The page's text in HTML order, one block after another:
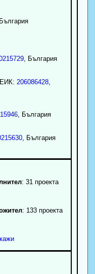
, България
ЕИК: 206086428,
, България
, България
: 31 проекта
: 133 проекта